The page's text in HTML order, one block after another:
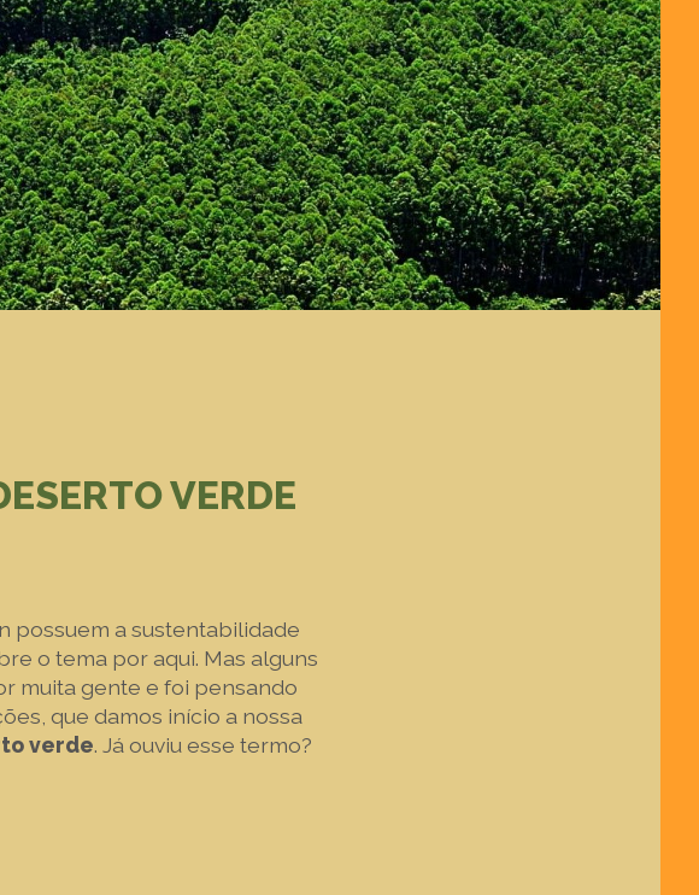
VERDE
possuem a sustentabilidade
o tema por aqui. Mas alguns
muita gente e foi pensando
que damos início a nossa
verde. Já ouviu esse termo?